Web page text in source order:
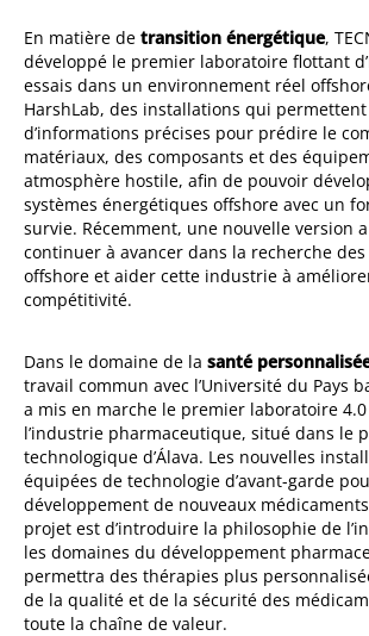
En matière detransition énergétique,
développé le premier laboratoire flottant
essais dans un environnement réel
HarshLab, des installations qui
d’informations précises pour prédire le
matériaux, des composants et des
atmosphère hostile, afin de pouvoir
systèmes énergétiques offshore avec un
survie. Récemment, une nouvelle version
continuer à avancer dans la recherche
offshore et aider cette industrie à
compétitivité.
Dans le domaine de lasanté
travail commun avec l’Université du Pays
a mis en marche le premier laboratoire 4.0
l’industrie pharmaceutique, situé dans le
technologique d’Álava. Les nouvelles
équipées de technologie d’avant-garde
développement de nouveaux
projet est d’introduire la philosophie de
les domaines du développement
permettra des thérapies plus
de la qualité et de la sécurité des
toute la chaîne de valeur.